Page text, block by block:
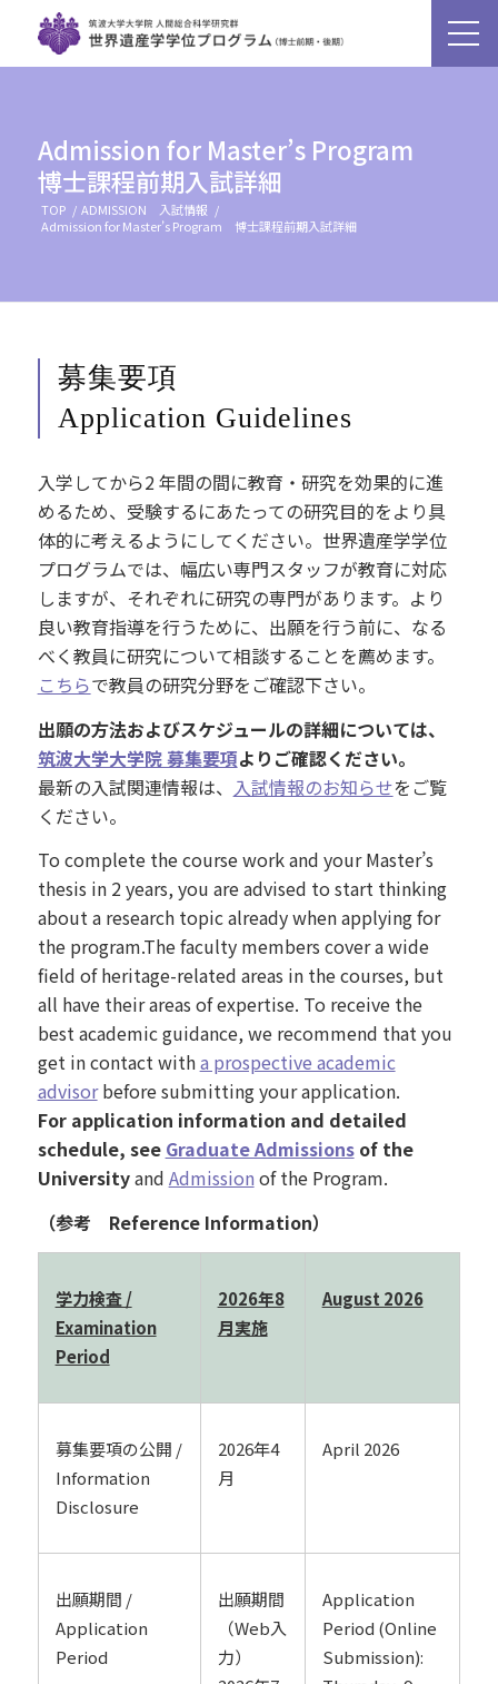
Admission for Master’s Program
博士課程前期入試詳細
TOP / ADMISSION 入試情報 /
Admission for Master’s Program 博士課程前期入試詳細
募集要項
Application Guidelines
入学してから2 年間の間に教育・研究を効果的に進
めるため、受験するにあたっての研究目的をより具
体的に考えるようにしてください。世界遺産学学位
プログラムでは、幅広い専門スタッフが教育に対応
しますが、それぞれに研究の専門があります。より
良い教育指導を行うために、出願を行う前に、なる
べく教員に研究について相談することを薦めます。
こちらで教員の研究分野をご確認下さい。
出願の方法およびスケジュールの詳細については、
筑波大学大学院 募集要項よりご確認ください。
最新の入試関連情報は、 入試情報のお知らせをご覧
ください。
To complete the course work and your Master’s
thesis in 2 years, you are advised to start thinking
about a research topic already when applying for
the program.The faculty members cover a wide
field of heritage-related areas in the courses, but
all have their areas of expertise. To receive the
best academic guidance, we recommend that you
get in contact witha prospective academic
advisorbefore submitting your application.
For application information and detailed
schedule, see Graduate Admissionsof the
Universityand Admission of the Program.
（参考 Reference Information）
学力検査 /
Examination
Period
2026年8
月実施
August 2026
募集要項の公開 /
Information
Disclosure
2026年4
月
April 2026
出願期間 /
Application
Period
出願期間
（Web入
力）
Application
Period (Online
Submission):